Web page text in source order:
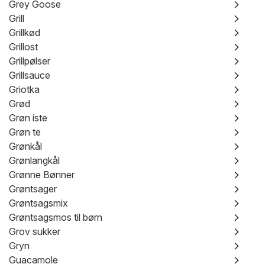
Grey Goose
Grill
Grillkød
Grillost
Grillpølser
Grillsauce
Griotka
Grød
Grøn iste
Grøn te
Grønkål
Grønlangkål
Grønne Bønner
Grøntsager
Grøntsagsmix
Grøntsagsmos til børn
Grov sukker
Gryn
Guacamole